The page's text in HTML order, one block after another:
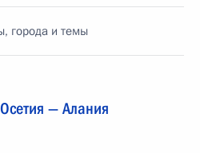
города и темы
— Алания